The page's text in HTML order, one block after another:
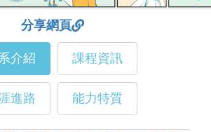
中育才輔助系統
分享網頁
介紹 課程資訊
進路 能力特質